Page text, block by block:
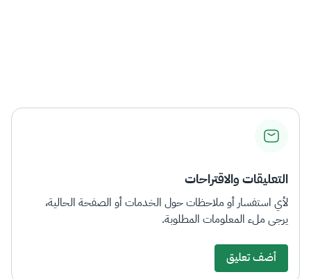
التعليقات والاقتراحات
لأي استفسار أو ملاحظات حول الخدمات أو الصفحة الحالية،
يرجى ملء المعلومات المطلوبة.
أضف تعليق